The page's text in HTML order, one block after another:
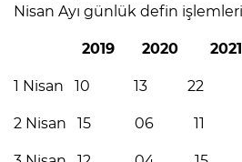
Nisan Ayı günlük defin
2019 2020 2021
1 Nisan 10 13 22
2 Nisan 15 06 11